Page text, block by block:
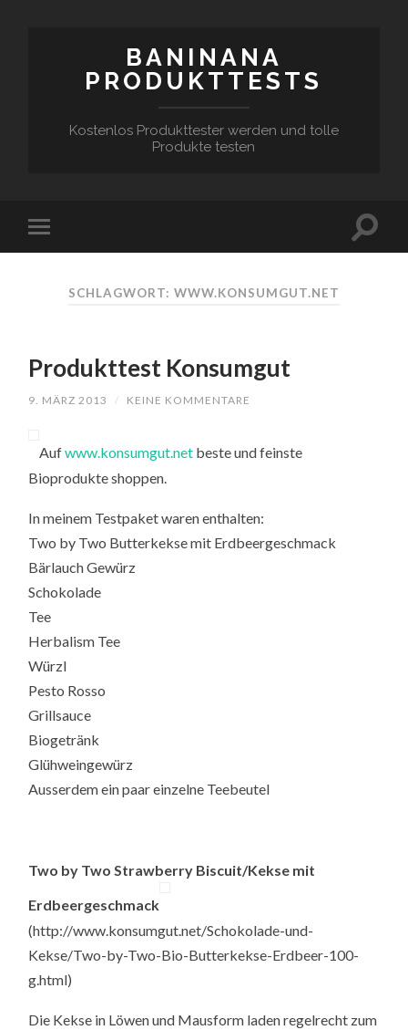
BANINANA
PRODUKTTESTS
Kostenlos Produkttester werden und tolle
Produkte testen
SCHLAGWORT: WWW.KONSUMGUT.NET
Produkttest Konsumgut
9. MÄRZ 2013 / KEINE KOMMENTARE
Aufwww.konsumgut.net beste und feinste
Bioprodukte shoppen.
In meinem Testpaket waren enthalten:
Two by Two Butterkekse mit Erdbeergeschmack
Bärlauch Gewürz
Schokolade
Tee
Herbalism Tee
Würzl
Pesto Rosso
Grillsauce
Biogetränk
Glühweingewürz
Ausserdem ein paar einzelne Teebeutel
Two by Two Strawberry Biscuit/Kekse mit
Erdbeergeschmack
(http://www.konsumgut.net/Schokolade-und-
Kekse/Two-by-Two-Bio-Butterkekse-Erdbeer-100-
g.html)
Die Kekse in Löwen und Mausform laden regelrecht zum